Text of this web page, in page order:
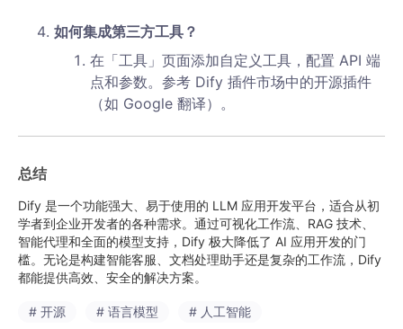
如何集成第三方工具？
在「工具」页面添加自定义工具，配置 API 端
点和参数。参考 Dify 插件市场中的开源插件
（如 Google 翻译）。
总结
Dify 是一个功能强大、易于使用的 LLM 应用开发平台，适合从初
学者到企业开发者的各种需求。通过可视化工作流、RAG 技术、
智能代理和全面的模型支持，Dify 极大降低了 AI 应用开发的门
槛。无论是构建智能客服、文档处理助手还是复杂的工作流，Dify
都能提供高效、安全的解决方案。
# 开源 # 语言模型 # 人工智能